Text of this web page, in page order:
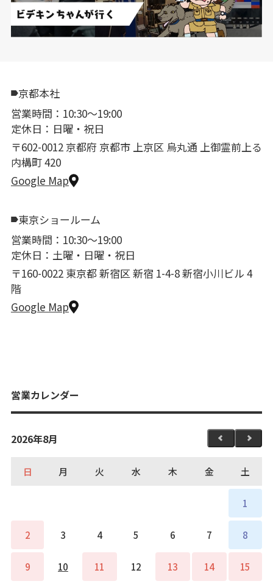
京都本社
営業時間：10:30〜19:00
定休日：日曜・祝日
〒602-0012 京都府 京都市 上京区 烏丸通 上御霊前上る
内構町 420
Google Map
東京ショールーム
営業時間：10:30〜19:00
定休日：土曜・日曜・祝日
〒160-0022 東京都 新宿区 新宿 1-4-8 新宿小川ビル 4
階
Google Map
営業カレンダー
2026年8月
日 月 火 水 木 金 土
1
2 3 4 5 6 7 8
9 10 11 12 13 14 15